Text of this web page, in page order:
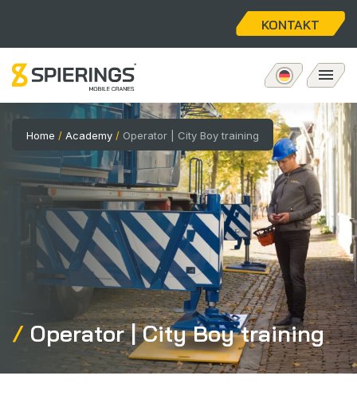
KONTAKT
Mobiler Turmdrehkran
eLift
Aftersales
Über uns
Home
Stellenangebote
Home / Academy / Operator | City Boy training
Operator | City Boy training